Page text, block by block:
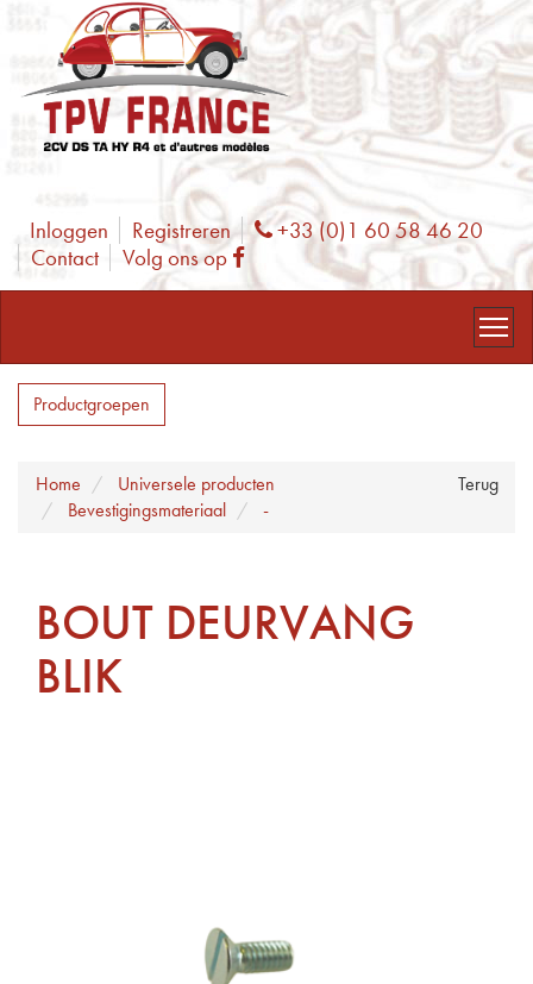
Inloggen Registreren Phone
+33 (0)1 60 58 46 20
Contact
Volg ons op Facebook
Productgroepen
Terug
Home
Universele producten
Bevestigingsmateriaal
-
BOUT DEURVANG
BLIK